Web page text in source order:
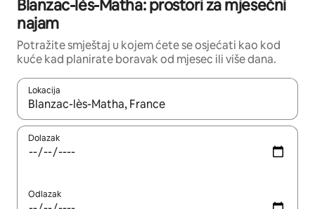
Blanzac-lès-Matha: prostori za mjesečni
najam
Potražite smještaj u kojem ćete se osjećati kao kod
kuće kad planirate boravak od mjesec ili više dana.
Lokacija
Kada budu dostupni rezultati, moći ćete ih pregledati
Dolazak
Odlazak